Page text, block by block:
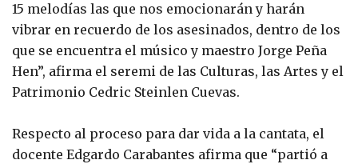
15 melodías las que nos emocionarán y harán
vibrar en recuerdo de los asesinados, dentro de los
que se encuentra el músico y maestro Jorge Peña
Hen”, afirma el seremi de las Culturas, las Artes y el
Patrimonio Cedric Steinlen Cuevas.
Respecto al proceso para dar vida a la cantata, el
docente Edgardo Carabantes afirma que “partió a